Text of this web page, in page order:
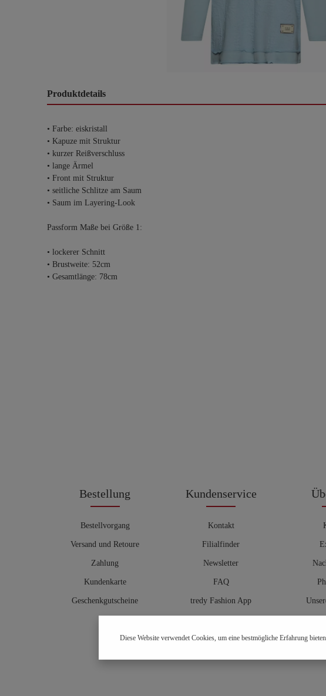
Produktdetails
• Farbe: eiskristall
• Kapuze mit Struktur
• kurzer Reißverschluss
• lange Ärmel
• Front mit Struktur
• seitliche Schlitze am Saum
• Saum im Layering-Look
Passform Maße bei Größe 1:
• lockerer Schnitt
• Brustweite: 52cm
• Gesamtlänge: 78cm
Bestellung
Bestellvorgang
Versand und Retoure
Zahlung
Kundenkarte
Geschenkgutscheine
Kundenservice
Kontakt
Filialfinder
Newsletter
FAQ
tredy Fashion App
Hosenberater
Diese Website verwendet Cookies, um eine bestmögliche Erfahrung